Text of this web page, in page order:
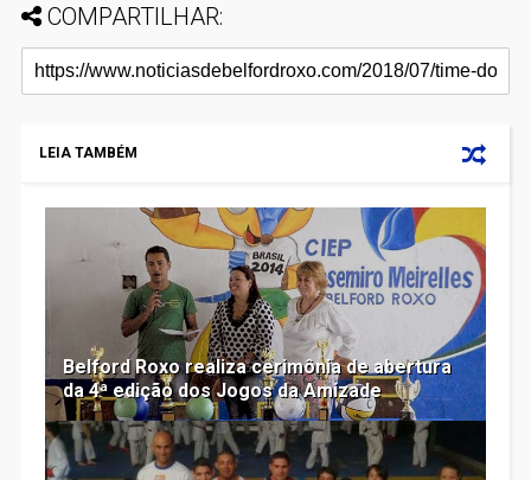
COMPARTILHAR:
LEIA TAMBÉM
Belford Roxo realiza cerimônia de abertura
da 4ª edição dos Jogos da Amizade